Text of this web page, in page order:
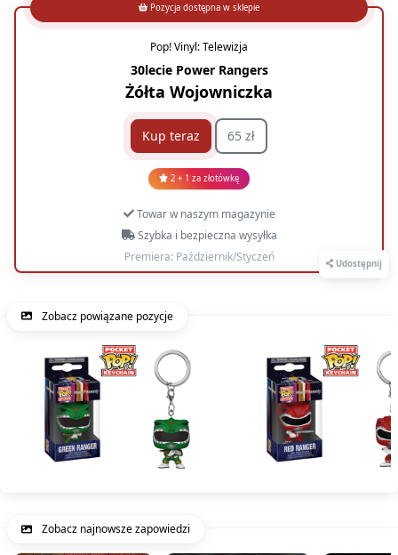
Udostępnij
Pozycja dostępna w sklepie
Pop! Vinyl: Telewizja
30lecie Power Rangers
Żółta Wojowniczka
Kup teraz 65 zł
2 + 1 za złotówkę
Towar w naszym magazynie
Szybka i bezpieczna wysyłka
Premiera: Październik/Styczeń
Zobacz powiązane pozycje
Zobacz najnowsze zapowiedzi